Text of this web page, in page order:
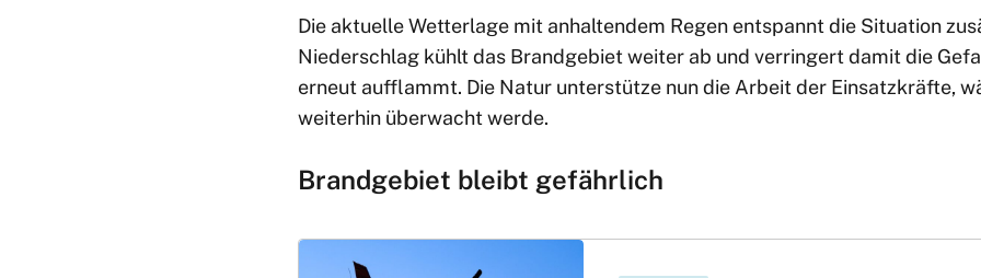
Die aktuelle Wetterlage mit anhaltendem Regen entspannt die Situation
Niederschlag kühlt das Brandgebiet weiter ab und verringert damit die
erneut aufflammt. Die Natur unterstütze nun die Arbeit der Einsatzkräfte,
weiterhin überwacht werde.
Brandgebiet bleibt gefährlich